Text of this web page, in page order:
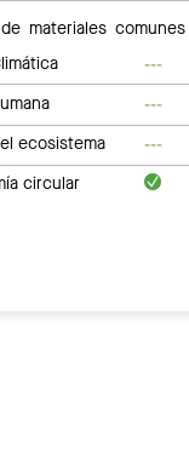
materiales comunes
---
---
ecosistema
---
circular